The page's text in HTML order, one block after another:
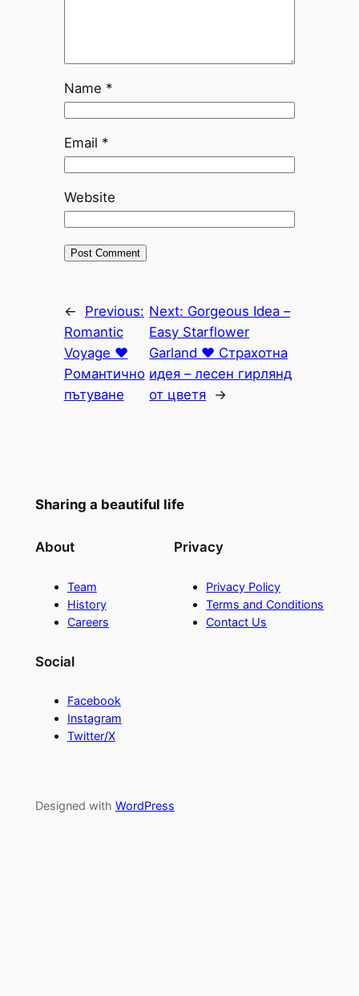
Name *
Email *
Website
←
Previous:
Romantic
Voyage ♥
Романтично
пътуване
Next: Gorgeous Idea –
Easy Starflower
Garland ♥ Страхотна
идея – лесен гирлянд
от цветя →
Sharing a beautiful life
About
Team
History
Careers
Privacy
Privacy Policy
Terms and Conditions
Contact Us
Social
Facebook
Instagram
Twitter/X
Designed with WordPress